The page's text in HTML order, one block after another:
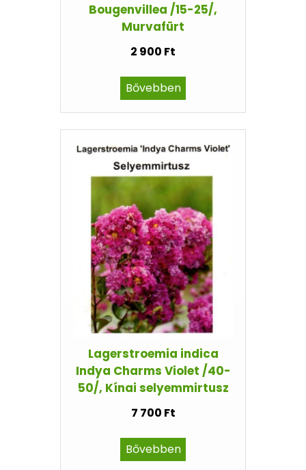
Bougenvillea /15-25/,
Murvafürt
2 900 Ft
Bővebben
Lagerstroemia indica
Indya Charms Violet /40-
50/, Kínai selyemmirtusz
7 700 Ft
Bővebben